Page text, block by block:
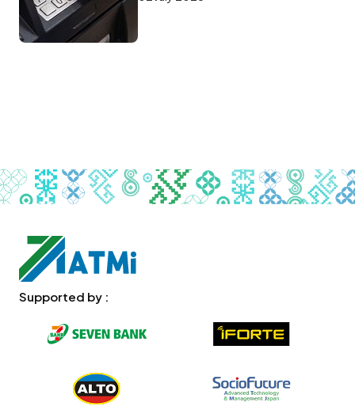
Supported by :